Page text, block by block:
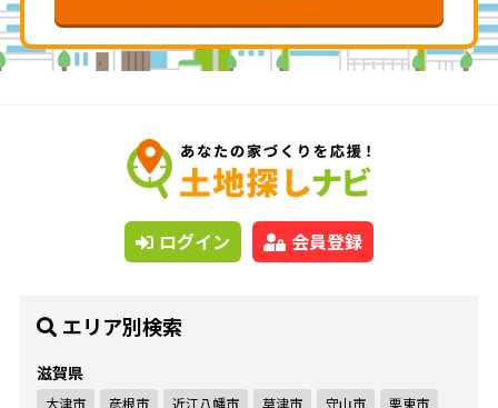
ログイン 会員登録
エリア別検索
滋賀県
大津市 彦根市 近江八幡市 草津市 守山市 栗東市